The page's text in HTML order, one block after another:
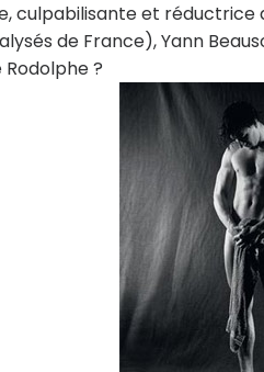
culpabilisante et réductrice
de France), Yann
Rodolphe ?